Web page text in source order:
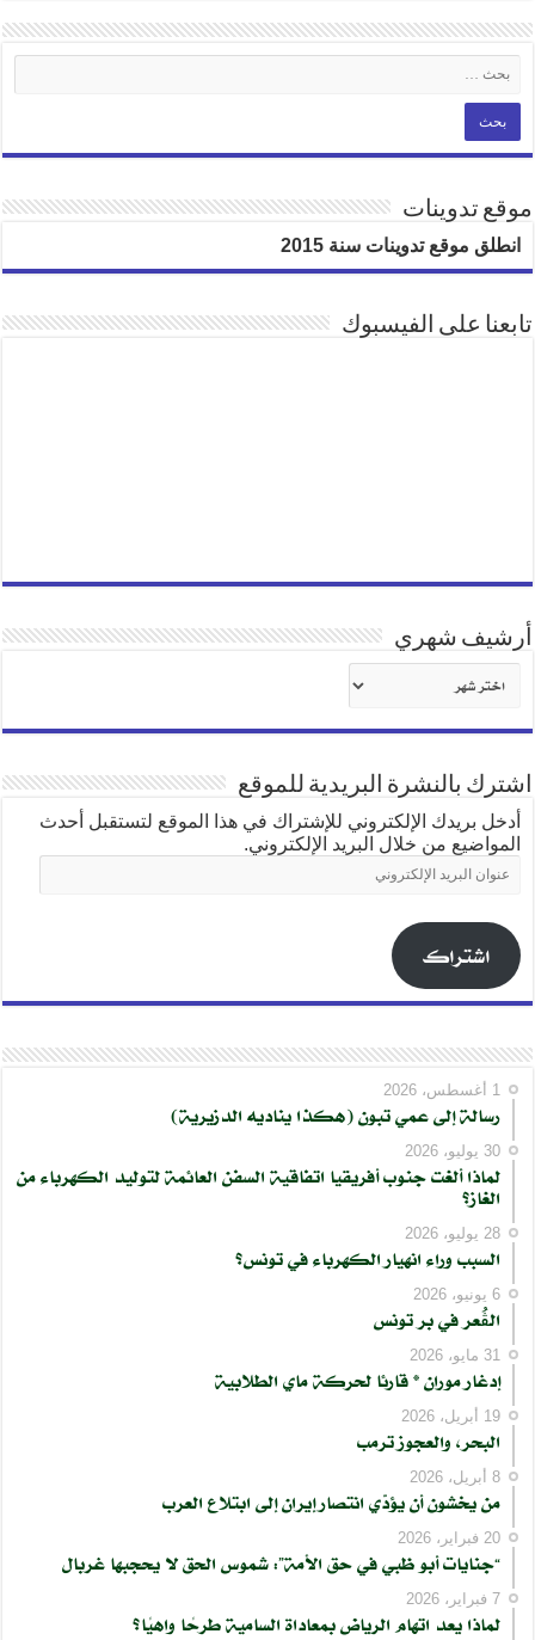
موقع تدوينات
انطلق موقع تدوينات سنة 2015
تابعنا على الفيسبوك
أرشيف شهري
شهري
اشترك بالنشرة البريدية للموقع
أدخل بريدك الإلكتروني للإشتراك في هذا الموقع لتستقبل أحدث
المواضيع من خلال البريد الإلكتروني.
عنوان
البريد
اشتراك
1 أغسطس، 2026
رسالة إلى عمي تبون (هكذا يناديه الدزيرية)
30 يوليو، 2026
لماذا ألغت جنوب أفريقيا اتفاقية السفن العائمة لتوليد الكهرباء من
الغاز؟
28 يوليو، 2026
السبب وراء انهيار الكهرباء في تونس؟
6 يونيو، 2026
الڨُعر في بر تونس
31 مايو، 2026
إدغار موران * قارئا لحركة ماي الطلابية
19 أبريل، 2026
البحر، والعجوز ترمب
8 أبريل، 2026
من يخشون أن يؤدّي انتصار إيران إلى ابتلاع العرب
20 فبراير، 2026
“جنايات أبو ظبي في حق الأمة”: شموس الحق لا يحجبها غربال
7 فبراير، 2026
لماذا يعد اتهام الرياض بمعاداة السامية طرحًا واهيًا؟